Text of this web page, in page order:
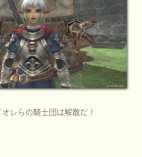
レらの騎士団は解散だ！